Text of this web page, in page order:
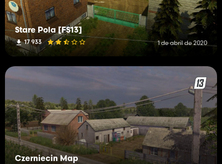
Stare Pola [FS13]
17 933 1 de abril de 2020
Czerniecin Map